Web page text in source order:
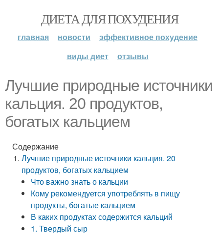
ДИЕТА ДЛЯ ПОХУДЕНИЯ
главная новости
эффективное похудение
виды диет
отзывы
Лучшие природные источники
кальция. 20 продуктов,
богатых кальцием
Содержание
Лучшие природные источники кальция. 20
продуктов, богатых кальцием
Что важно знать о кальции
Кому рекомендуется употреблять в пищу
продукты, богатые кальцием
В каких продуктах содержится кальций
1. Твердый сыр